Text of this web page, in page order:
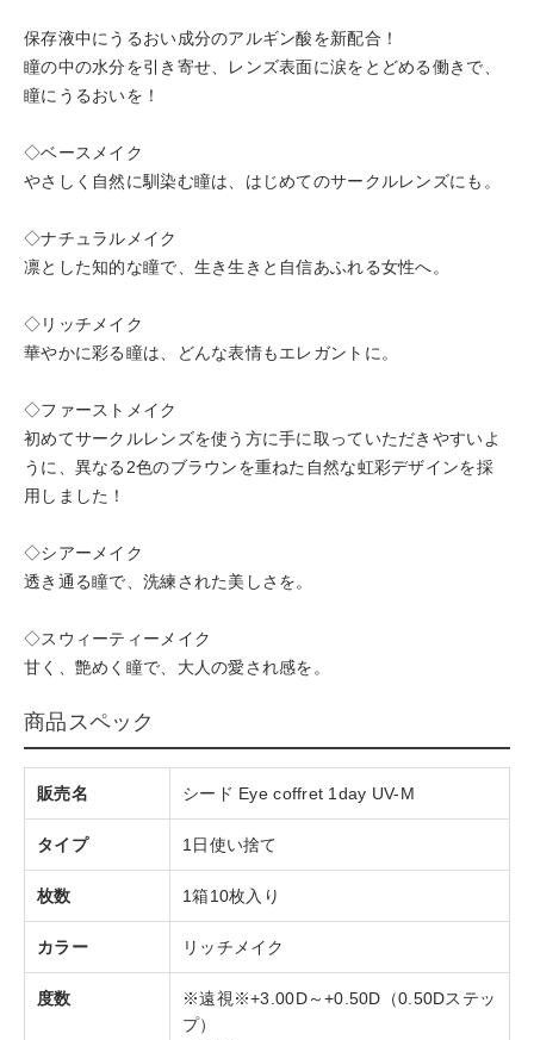
保存液中にうるおい成分のアルギン酸を新配合！
瞳の中の水分を引き寄せ、レンズ表面に涙をとどめる働きで、
瞳にうるおいを！
◇ベースメイク
やさしく自然に馴染む瞳は、はじめてのサークルレンズにも。
◇ナチュラルメイク
凛とした知的な瞳で、生き生きと自信あふれる女性へ。
◇リッチメイク
華やかに彩る瞳は、どんな表情もエレガントに。
◇ファーストメイク
初めてサークルレンズを使う方に手に取っていただきやすいよ
うに、異なる2色のブラウンを重ねた自然な虹彩デザインを採
用しました！
◇シアーメイク
透き通る瞳で、洗練された美しさを。
◇スウィーティーメイク
甘く、艶めく瞳で、大人の愛され感を。
商品スペック
販売名 シード Eye coffret 1day UV-M
タイプ 1日使い捨て
枚数 1箱10枚入り
カラー リッチメイク
度数
※遠視※+3.00D～+0.50D（0.50Dステッ
プ）